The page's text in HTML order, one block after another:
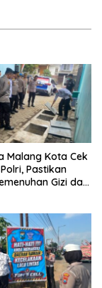
Malang Kota Cek
Polri, Pastikan
Gizi dan